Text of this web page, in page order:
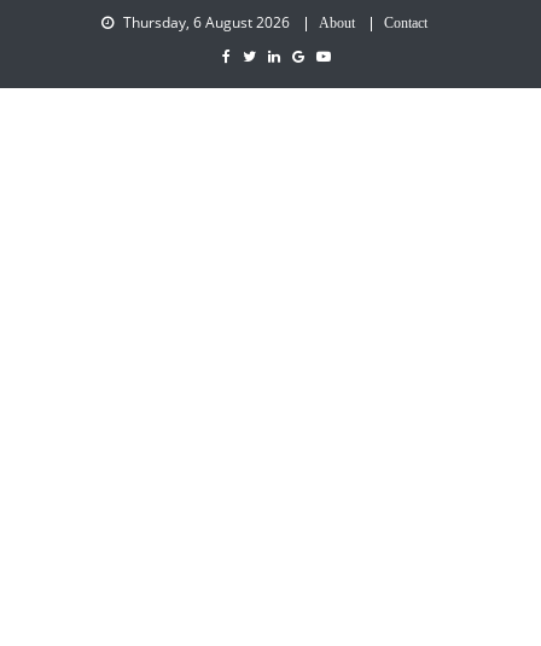
Thursday, 6 August 2026 About Contact